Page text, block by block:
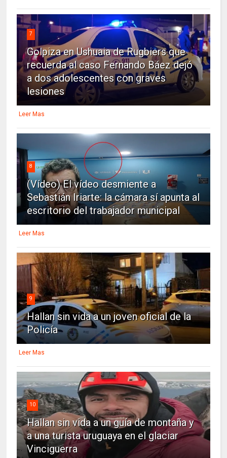
7
Golpiza en Ushuaia de Rugbiers que
recuerda al caso Fernando Báez dejó
a dos adolescentes con graves
lesiones
Leer Mas
8
(Vídeo) El vídeo desmiente a
Sebastián Iriarte: la cámara sí apunta al
escritorio del trabajador municipal
Leer Mas
9
Hallan sin vida a un joven oficial de la
Policía
Leer Mas
10
Hallan sin vida a un guía de montaña y
a una turista uruguaya en el glaciar
Vinciguerra